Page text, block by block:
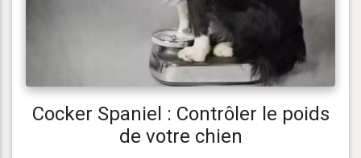
Cocker Spaniel : Contrôler le poids
de votre chien